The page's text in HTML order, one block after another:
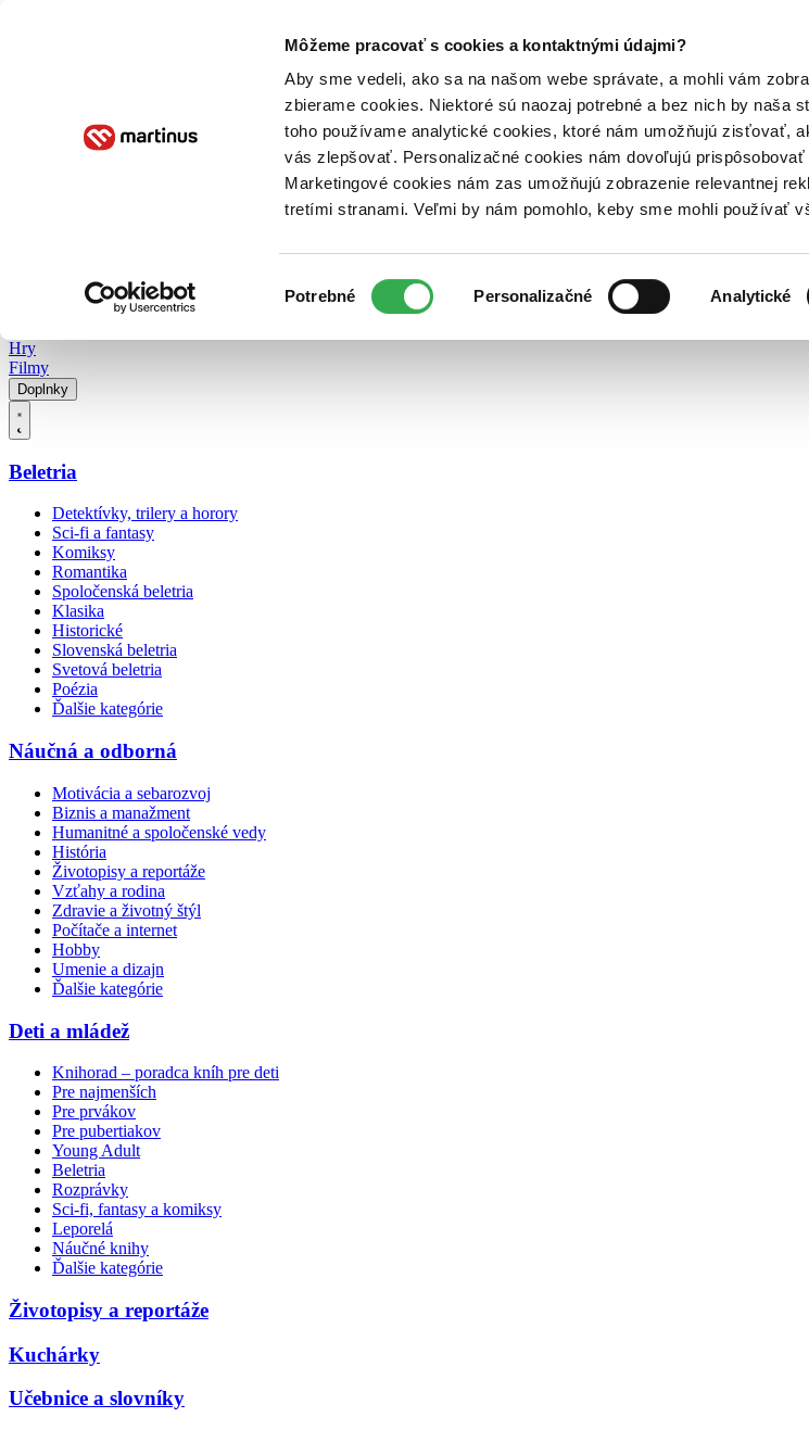
Môžeme pracovať s cookies a kontaktnými údajmi?
Aby sme vedeli, ako sa na našom webe správate, a mohli vám
zbierame cookies. Niektoré sú naozaj potrebné a bez nich by naša
toho používame analytické cookies, ktoré nám umožňujú zisťovať,
vás zlepšovať. Personalizačné cookies nám dovoľujú
Marketingové cookies nám zas umožňujú zobrazenie relevantnej
tretími stranami. Veľmi by nám pomohlo, keby sme mohli používať
súhlasu
Potrebné Personalizačné Analytické
Poukážky Kontakt
Hry
Filmy
Doplnky
Beletria
Detektívky, trilery a horory
Sci-fi a fantasy
Komiksy
Romantika
Spoločenská beletria
Klasika
Historické
Slovenská beletria
Svetová beletria
Poézia
Ďalšie kategórie
Náučná a odborná
Motivácia a sebarozvoj
Biznis a manažment
Humanitné a spoločenské vedy
História
Životopisy a reportáže
Vzťahy a rodina
Zdravie a životný štýl
Počítače a internet
Hobby
Umenie a dizajn
Ďalšie kategórie
Deti a mládež
Knihorad – poradca kníh pre deti
Pre najmenších
Pre prvákov
Pre pubertiakov
Young Adult
Beletria
Rozprávky
Sci-fi, fantasy a komiksy
Leporelá
Náučné knihy
Ďalšie kategórie
Životopisy a reportáže
Kuchárky
Učebnice a slovníky